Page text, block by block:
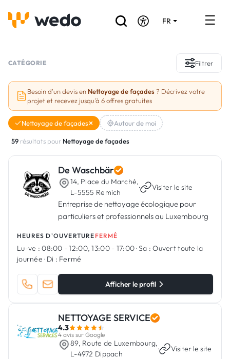
FR
Réalisations
Aides et subventions
Vous êtes un Artisan ?
Connexion
CATÉGORIE Filtrer
Besoin d'un devis en Nettoyage de façades ? Décrivez votre
projet et recevez jusqu'à 6 offres gratuites
Nettoyage de façades Autour de moi
59 résultats pour Nettoyage de façades
De Waschbär
14, Place du Marché,
L-5555 Remich
· Visiter le site
Entreprise de nettoyage écologique pour
particuliers et professionnels au Luxembourg
HEURES D'OUVERTURE FERMÉ
Lu-ve : 08:00 - 12:00, 13:00 - 17:00·Sa : Ouvert toute la
journée· Di : Fermé
Afficher le profil
NETTOYAGE SERVICE
4.3
4 avis sur Google
89, Route de Luxembourg,
L-4972 Dippach
· Visiter le site